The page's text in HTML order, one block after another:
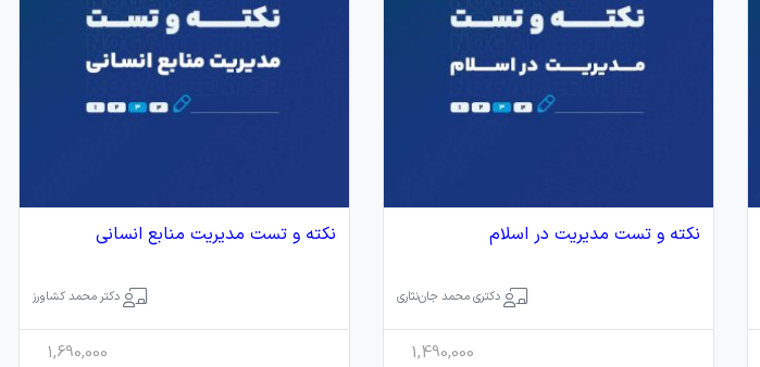
نکته و تست مدیریت در اسلام
دکتری محمد جان‌نثاری
1,490,000
نکته و تست مدیریت منابع انسانی
دکتر محمد کشاورز
1,690,000